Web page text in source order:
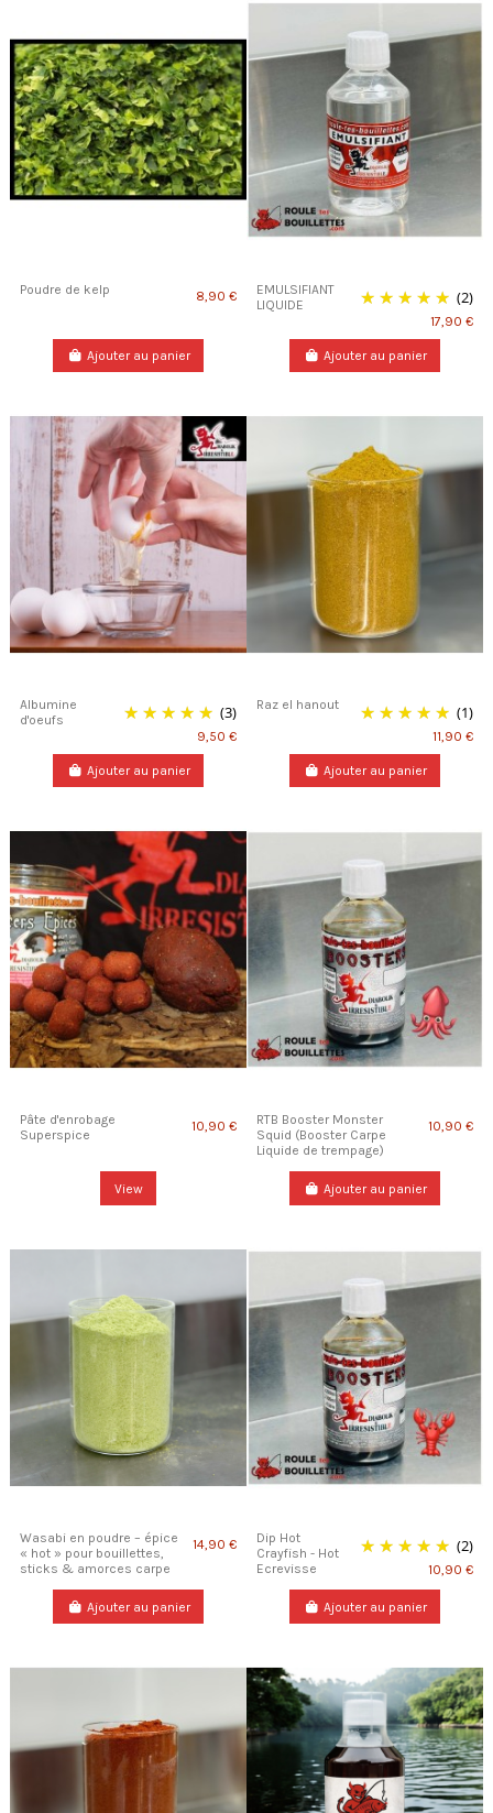
Poudre de kelp 8,90 €
Ajouter au panier
EMULSIFIANT
LIQUIDE
(2)
17,90 €
Ajouter au panier
Albumine
d'oeufs
(3)
9,50 €
Ajouter au panier
Raz el hanout (1)
11,90 €
Ajouter au panier
Pâte d'enrobage
Superspice
10,90 €
View
RTB Booster Monster
Squid (Booster Carpe
Liquide de trempage)
10,90 €
Ajouter au panier
Wasabi en poudre – épice
« hot » pour bouillettes,
sticks & amorces carpe
14,90 €
Ajouter au panier
Dip Hot
Crayfish - Hot
Ecrevisse
(2)
10,90 €
Ajouter au panier